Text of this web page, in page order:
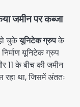
जमीन पर कब्जा
चुकेयूनिटेक ग्रुपके
यूनिटेक ग्रुप
11 के बीच की जमीन
रहा था, जिसमें अंततः